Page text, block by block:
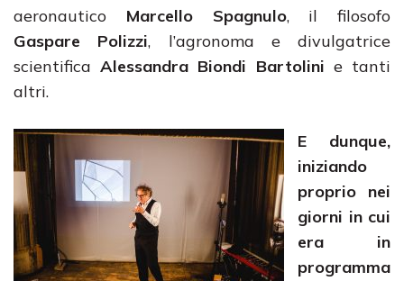
aeronautico Marcello Spagnulo, il filosofo
Gaspare Polizzi, l’agronoma e divulgatrice
scientificaAlessandra Biondi Bartolini e tanti
altri.
E dunque,
iniziando
proprio nei
giorni in cui
era in
programma